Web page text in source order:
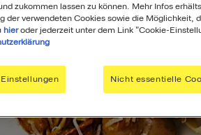
zukommen lassen zu können. Mehr Infos
der verwendeten Cookies sowie die Möglichkeit,
hieroder jederzeit unter dem Link "Cookie-
Nicht essentielle